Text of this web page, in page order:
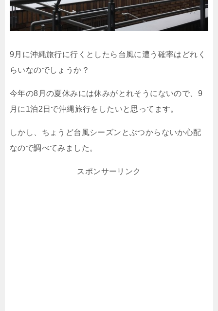
9月に沖縄旅行に行くとしたら台風に遭う確率はどれく
らいなのでしょうか？
今年の8月の夏休みには休みがとれそうにないので、9
月に1泊2日で沖縄旅行をしたいと思ってます。
しかし、ちょうど台風シーズンとぶつからないか心配
なので調べてみました。
スポンサーリンク